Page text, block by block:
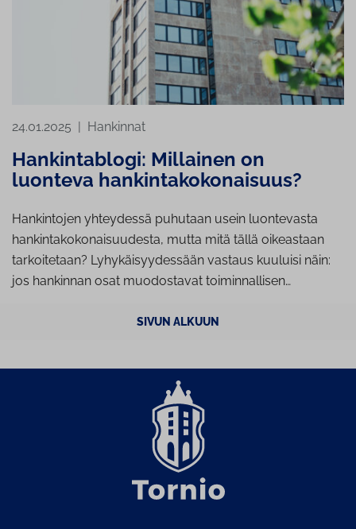
24.01.2025 | Hankinnat
Hankintablogi: Millainen on
luonteva hankintakokonaisuus?
Hankintojen yhteydessä puhutaan usein luontevasta
hankintakokonaisuudesta, mutta mitä tällä oikeastaan
tarkoitetaan? Lyhykäisyydessään vastaus kuuluisi näin:
jos hankinnan osat muodostavat toiminnallisen…
SIVUN ALKUUN